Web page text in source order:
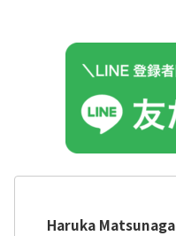
Haruka Matsunaga